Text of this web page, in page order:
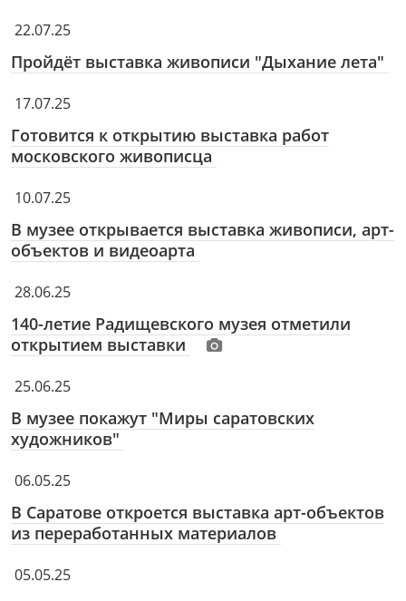
22.07.25
Пройдёт выставка живописи "Дыхание лета"
17.07.25
Готовится к открытию выставка работ
московского живописца
10.07.25
В музее открывается выставка живописи, арт-
объектов и видеоарта
28.06.25
140-летие Радищевского музея отметили
открытием выставки
25.06.25
В музее покажут "Миры саратовских
художников"
06.05.25
В Саратове откроется выставка арт-объектов
из переработанных материалов
05.05.25